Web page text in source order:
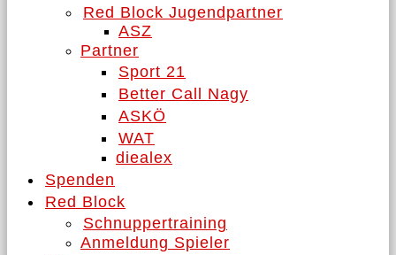
Red Block Jugendpartner
ASZ
Partner
Sport 21
Better Call Nagy
ASKÖ
WAT
diealex
Spenden
Red Block
Schnuppertraining
Anmeldung Spieler